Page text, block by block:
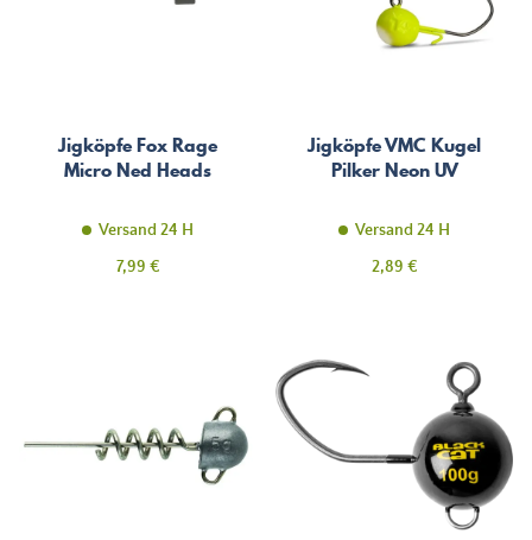
Jigköpfe Fox Rage
Micro Ned Heads
Versand 24 H
Preis
7,99 €
Jigköpfe VMC Kugel
Pilker Neon UV
Versand 24 H
Preis
2,89 €